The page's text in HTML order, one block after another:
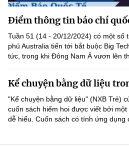
Năng lượng nguyên tử
Nhiệm vụ trọng tâm
Vietnamese
BỘ KHOA HỌC VÀ
MINISTRY OF SCIENCE AND
Điểm thông tin báo chí
Tuần 51 (14 - 20/12/2024) có một số
phủ Australia tiến tới bắt buộc Big
tức, trong khi Đông Nam Á vươn lên
Kể chuyện bằng dữ liệu
"Kể chuyện bằng dữ liệu" (NXB Trẻ)
cuốn sách hiếm hoi được viết bởi
dễ hiểu. Cuốn sách có tính ứng dụng